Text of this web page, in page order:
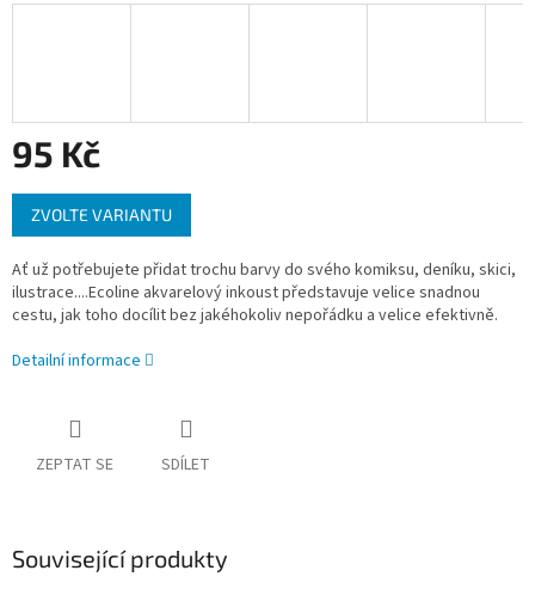
95 Kč
Měrná
cena:
ZVOLTE VARIANTU
Ať už potřebujete přidat trochu barvy do svého komiksu, deníku, skici,
ilustrace....Ecoline akvarelový inkoust představuje velice snadnou
cestu, jak toho docílit bez jakéhokoliv nepořádku a velice efektivně.
Detailní informace
ZEPTAT SE SDÍLET
Související produkty